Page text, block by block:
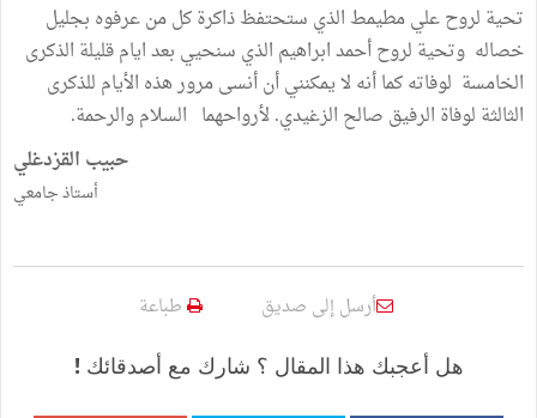
تحية لروح علي مطيمط الذي ستحتفظ ذاكرة كل من عرفوه بجليل
خصاله وتحية لروح أحمد ابراهيم الذي سنحيي بعد ايام قليلة الذكرى
الخامسة لوفاته كما أنه لا يمكنني أن أنسى مرور هذه الأيام للذكرى
الثالثة لوفاة الرفيق صالح الزغيدي. لأرواحهما السلام والرحمة.
حبيب القزدغلي
أستاذ جامعي
أرسل إلى صديق طباعة
هل أعجبك هذا المقال ؟ شارك مع أصدقائك !